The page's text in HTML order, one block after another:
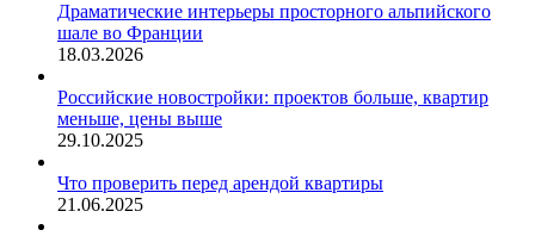
Драматические интерьеры просторного альпийского
шале во Франции
18.03.2026
Российские новостройки: проектов больше, квартир
меньше, цены выше
29.10.2025
Что проверить перед арендой квартиры
21.06.2025